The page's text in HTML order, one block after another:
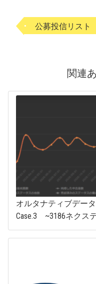
公募投信リスト
関連
オルタナティブデー
Case.3 ~3186ネクス